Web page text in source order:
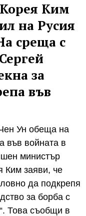
Ким
на Русия
среща с
за
във
Ун обеща на
във войната в
министър
Ким заяви, че
да подкрепя
за борба с
Това съобщи в